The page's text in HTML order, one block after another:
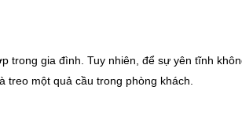
trong gia đình. Tuy nhiên, để sự yên tĩnh
một quả cầu trong phòng khách.